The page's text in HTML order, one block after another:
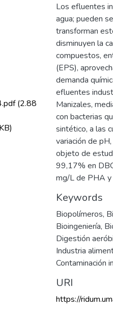
(2.88
Los efluentes
agua; pueden
transforman
disminuyen la
compuestos,
(EPS),
demanda
efluentes
Manizales,
con bacterias
sintético, a las
variación de
objeto de
99,17% en
mg/L de PHA
Keywords
Biopolímeros,
Bioingeniería,
Digestión
Industria
Contaminación
URI
https://